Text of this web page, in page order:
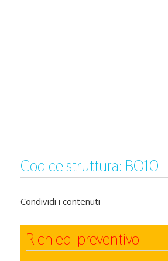
Codice struttura: BO10
Condividi i contenuti
Richiedi preventivo